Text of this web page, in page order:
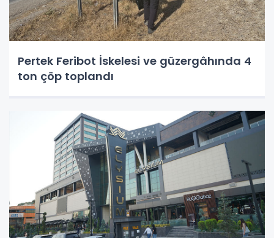
Pertek Feribot İskelesi ve güzergâhında 4
ton çöp toplandı